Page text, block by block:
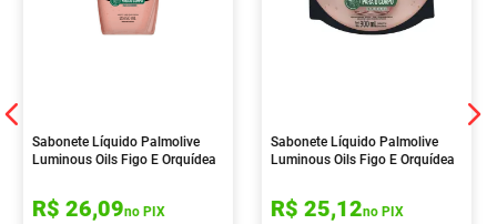
Sabonete Líquido Palmolive
Luminous Oils Figo E Orquídea
R$ 26,09no PIX
Sabonete Líquido Palmolive
Luminous Oils Figo E Orquídea
R$ 25,12no PIX